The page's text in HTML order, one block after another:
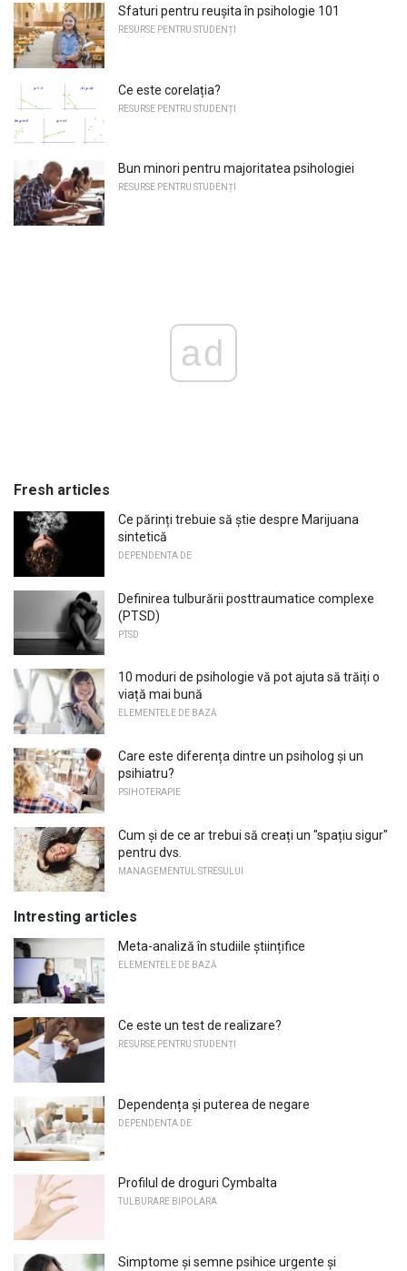
Sfaturi pentru reușita în psihologie 101
RESURSE PENTRU STUDENȚI
Ce este corelația?
RESURSE PENTRU STUDENȚI
Bun minori pentru majoritatea psihologiei
RESURSE PENTRU STUDENȚI
ad
Fresh articles
Ce părinți trebuie să știe despre Marijuana
sintetică
DEPENDENTA DE
Definirea tulburării posttraumatice complexe
(PTSD)
PTSD
10 moduri de psihologie vă pot ajuta să trăiți o
viață mai bună
ELEMENTELE DE BAZĂ
Care este diferența dintre un psiholog și un
psihiatru?
PSIHOTERAPIE
Cum și de ce ar trebui să creați un "spațiu sigur"
pentru dvs.
MANAGEMENTUL STRESULUI
Intresting articles
Meta-analiză în studiile științifice
ELEMENTELE DE BAZĂ
Ce este un test de realizare?
RESURSE PENTRU STUDENȚI
Dependența și puterea de negare
DEPENDENTA DE
Profilul de droguri Cymbalta
TULBURARE BIPOLARA
Simptome și semne psihice urgente și